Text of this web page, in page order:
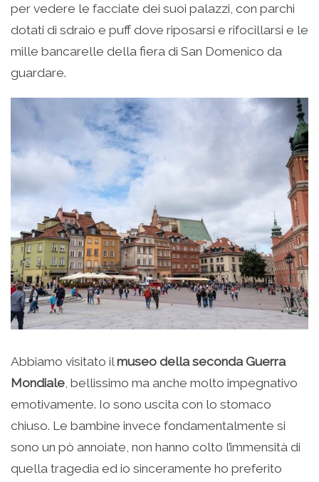
per vedere le facciate dei suoi palazzi, con parchi
dotati di sdraio e puff dove riposarsi e rifocillarsi e le
mille bancarelle della fiera di San Domenico da
guardare.
Abbiamo visitato ilmuseo della seconda Guerra
Mondiale, bellissimo ma anche molto impegnativo
emotivamente. Io sono uscita con lo stomaco
chiuso. Le bambine invece fondamentalmente si
sono un pò annoiate, non hanno colto l’immensità di
quella tragedia ed io sinceramente ho preferito